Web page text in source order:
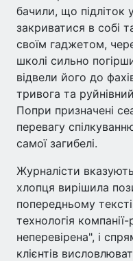
бачили, що підліток
закриватися в собі
своїм гаджетом,
школі сильно
відвели його до
тривога та
Попри призначені
перевагу
самої загибелі.
Журналісти
хлопця вирішила
попередньому
технологія
неперевірена", і
клієнтів